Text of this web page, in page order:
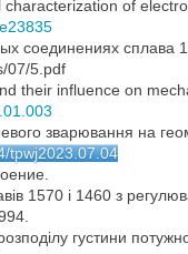
of
соединениях сплава
07/5.pdf
their influence on
зварювання на
tpwj2023.07.04
1570 і 1460 з
густини